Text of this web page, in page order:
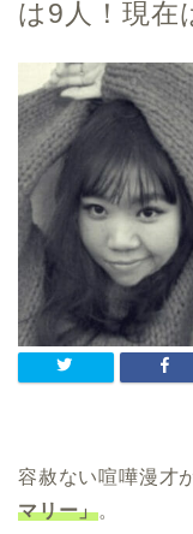
は9人！現在
容赦ない喧嘩漫才
マリー」。